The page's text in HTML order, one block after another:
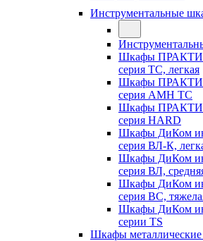
Инструментальные
Шкафы ПРАКТИК
серия ТC, легкая
Шкафы ПРАКТИК
серия AMH TC
Шкафы ПРАКТИК
серия HARD
Шкафы ДиКом
cерия ВЛ-К,
Шкафы ДиКом
серия ВЛ,
Шкафы ДиКом
серия ВС,
Шкафы ДиКом
серии TS
Шкафы